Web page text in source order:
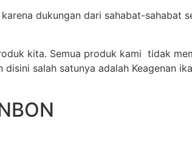
dukungan dari sahabat-sahabat
kita. Semua produk kami tidak
salah satunya adalah Keagenan